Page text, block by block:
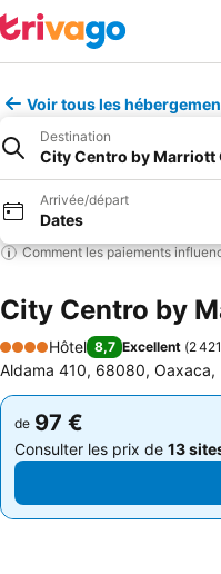
Voir tous les
Destination
City Centro by Marriott
Arrivée/départ
Dates
Comment les paiements
City Centro by
4 Étoiles
Hôtel 8,7 Excellent (2
Aldama 410, 68080, Oaxaca,
de 97 €
Consulter les prix de 13
de 97 €
Consulter les prix de 13